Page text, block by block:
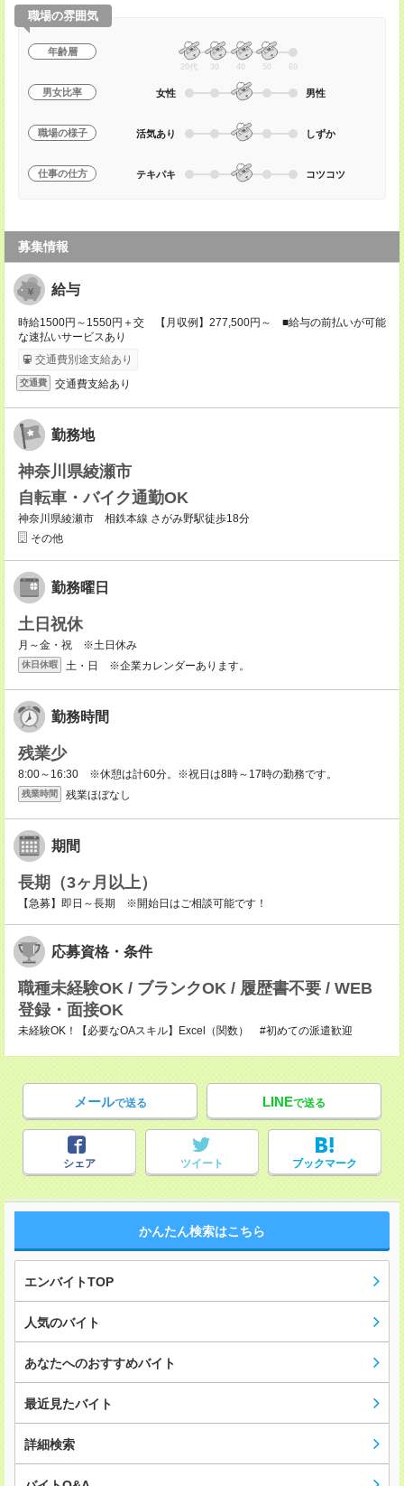
職場の雰囲気
年齢層
20代 30 40 50 60
男女比率 女性 男性
職場の様子 活気あり しずか
仕事の仕方 テキパキ コツコツ
募集情報
給与
時給1500円～1550円＋交 【月収例】277,500円～ ■給与の前払いが可能
な速払いサービスあり
交通費別途支給あり
交通費 交通費支給あり
勤務地
神奈川県綾瀬市
自転車・バイク通勤OK
神奈川県綾瀬市 相鉄本線 さがみ野駅徒歩18分
その他
勤務曜日
土日祝休
月～金・祝 ※土日休み
休日休暇 土・日 ※企業カレンダーあります。
勤務時間
残業少
8:00～16:30 ※休憩は計60分。※祝日は8時～17時の勤務です。
残業時間 残業ほぼなし
期間
長期（3ヶ月以上）
【急募】即日～長期 ※開始日はご相談可能です！
応募資格・条件
職種未経験OK / ブランクOK / 履歴書不要 / WEB
登録・面接OK
未経験OK！【必要なOAスキル】Excel（関数） #初めての派遣歓迎
メールで送る LINEで送る
シェア ツイート ブックマーク
かんたん検索はこちら
エンバイトTOP
人気のバイト
あなたへのおすすめバイト
最近見たバイト
詳細検索